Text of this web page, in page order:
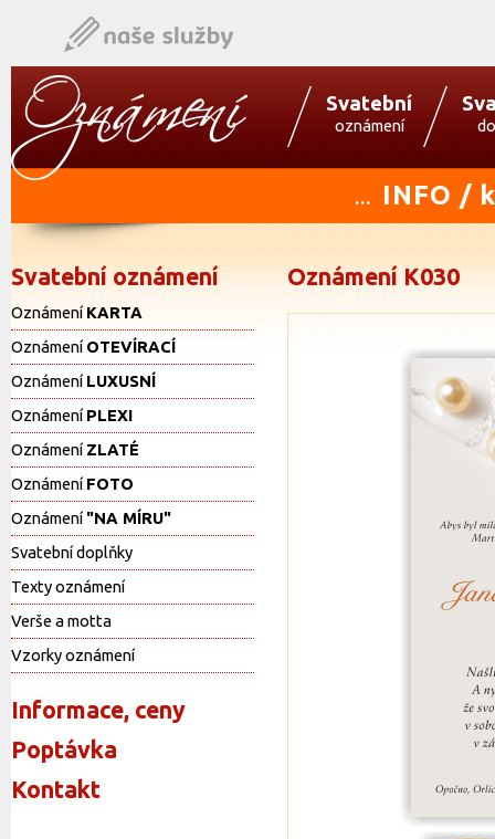
Svatební
oznámení
... INFO /
Svatební oznámení
Oznámení KARTA
Oznámení OTEVÍRACÍ
Oznámení LUXUSNÍ
Oznámení PLEXI
Oznámení ZLATÉ
Oznámení FOTO
Oznámení "NA MÍRU"
Svatební doplňky
Texty oznámení
Verše a motta
Vzorky oznámení
Informace, ceny
Poptávka
Kontakt
Oznámení K030